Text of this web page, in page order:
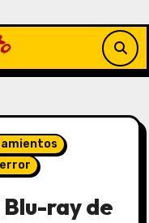
Blu-ray de